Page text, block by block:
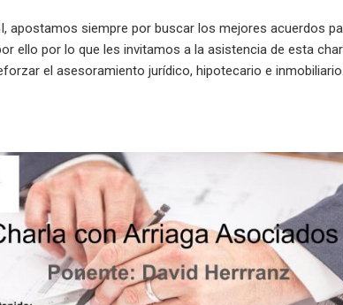
apostamos siempre por buscar los mejores acuerdos
ello por lo que les invitamos a la asistencia de esta
el asesoramiento jurídico, hipotecario e inmobiliario.